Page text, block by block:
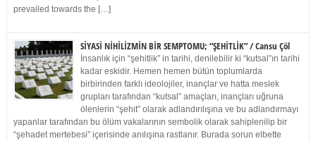
prevailed towards the […]
SİYASİ NİHİLİZMİN BİR SEMPTOMU; “ŞEHİTLİK” / Cansu Çöl
İnsanlık için “şehitlik” in tarihi, denilebilir ki “kutsal”ın tarihi
kadar eskidir. Hemen hemen bütün toplumlarda
birbirinden farklı ideolojiler, inançlar ve hatta meslek
grupları tarafından “kutsal” amaçları, inançları uğruna
ölenlerin “şehit” olarak adlandırılışına ve bu adlandırmayı
yapanlar tarafından bu ölüm vakalarının sembolik olarak sahiplenilip bir
“şehadet mertebesi” içerisinde anılışına rastlanır. Burada sorun elbette